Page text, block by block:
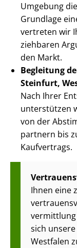
Umgebung
Grundlage
vertreten wir
zieh­ba­ren
den Markt.
Begleitung
Steinfurt,
Nach Ihrer
unterstützen
von der
part­nern bis
Kaufvertrags.
Ihnen eine
sich
Westfalen